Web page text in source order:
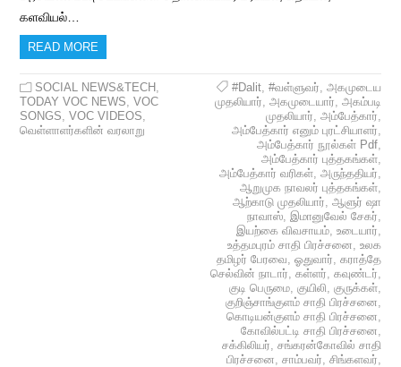
களவியல்…
READ MORE
SOCIAL NEWS&TECH ,
TODAY VOC NEWS,VOC
SONGS,VOC VIDEOS,
வெள்ளாளர்களின் வரலாறு
#Dalit, #வள்ளுவர், அகமுடைய
முதலியார், அகமுடையார், அகம்படி
முதலியார், அம்பேத்கார்,
அம்பேத்கார் எனும் புரட்சியாளர்,
அம்பேத்கார் நூல்கள் Pdf,
அம்பேத்கார் புத்தகங்கள்,
அம்பேத்கார் வரிகள், அருந்ததியர்,
ஆறுமுக நாவலர் புத்தகங்கள்,
ஆற்காடு முதலியார், ஆளுர் ஷா
நாவாஸ், இமானுவேல் சேகர்,
இயற்கை விவசாயம், உடையார்,
உத்தமபுரம் சாதி பிரச்சனை, உலக
தமிழர் பேரவை, ஓதுவார், கராத்தே
செல்வின் நாடார், கள்ளர், கவுண்டர்,
குடி பெருமை, குயிலி, குருக்கள்,
குறிஞ்சாங்குளம் சாதி பிரச்சனை,
கொடியன்குளம் சாதி பிரச்சனை,
கோவில்பட்டி சாதி பிரச்சனை,
சக்கிலியர், சங்கரன்கோவில் சாதி
பிரச்சனை, சாம்பவர், சிங்களவர்,